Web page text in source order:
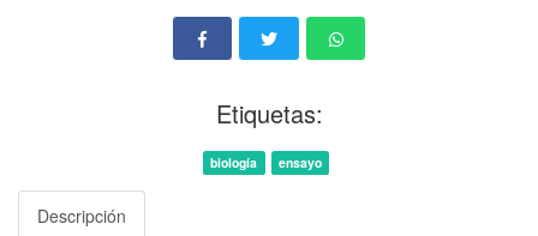
Etiquetas:
biología ensayo
Descripción